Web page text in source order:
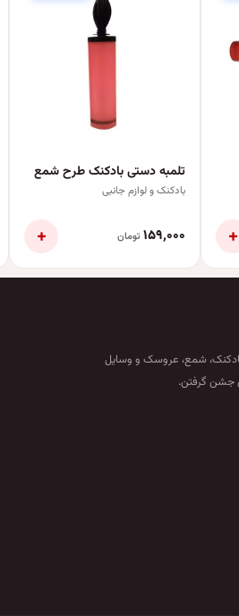
+
تلمبه دستی بادکنک طرح شمع
بادکنک و لوازم جانبی
۱۵۹٬۰۰۰ تومان +
شمع، عروسک و وسایل
جشن گرفتن.